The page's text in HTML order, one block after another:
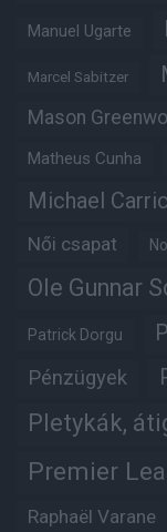
Manuel Ugarte
Marcel Sabitzer
Mason
Matheus Cunha
Michael
Női csapat
Ole Gunnar
Patrick Dorgu
Pénzügyek
Pletykák,
Premier
Raphaël Varane